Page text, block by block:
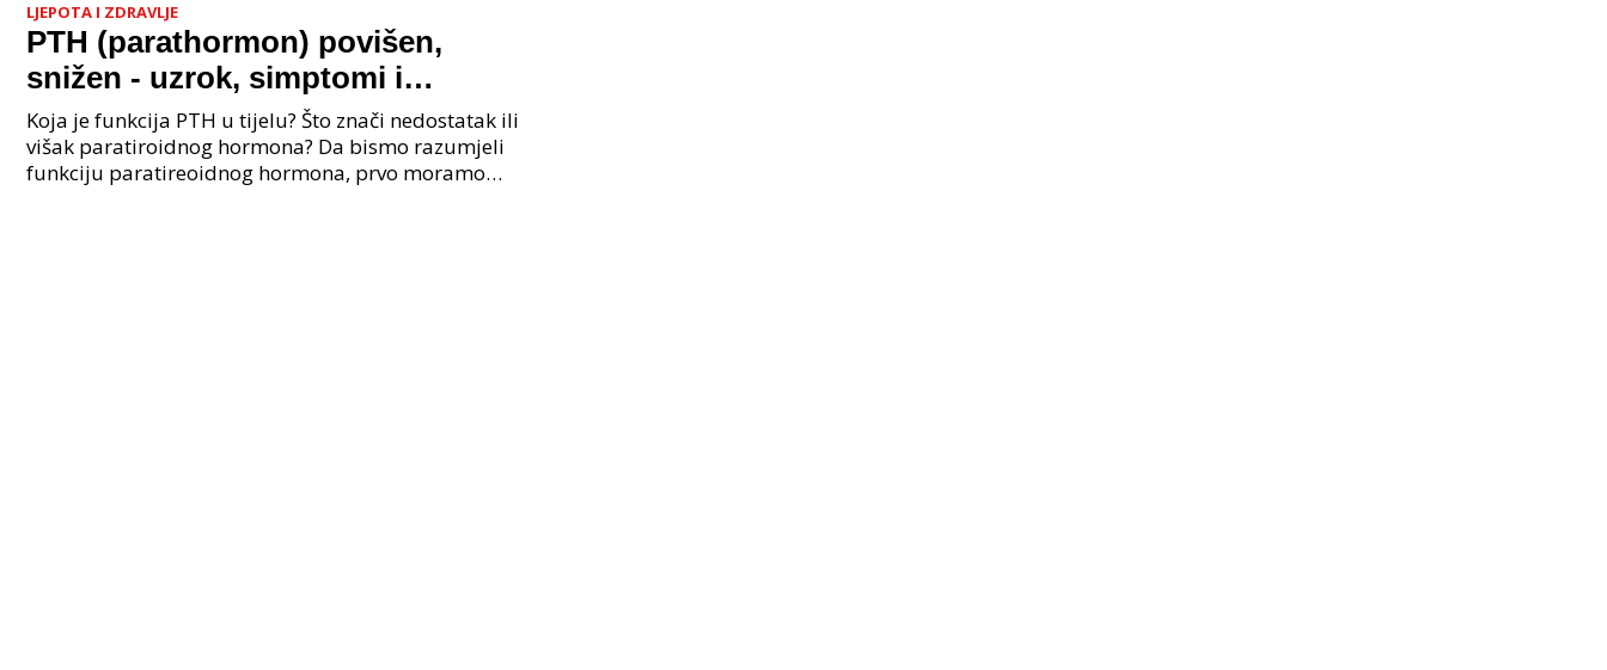
LJEPOTA I ZDRAVLJE
PTH (parathormon) povišen,
snižen - uzrok, simptomi i
liječenje
Koja je funkcija PTH u tijelu? Što znači nedostatak ili
višak paratiroidnog hormona? Da bismo razumjeli
funkciju paratireoidnog hormona, prvo moramo